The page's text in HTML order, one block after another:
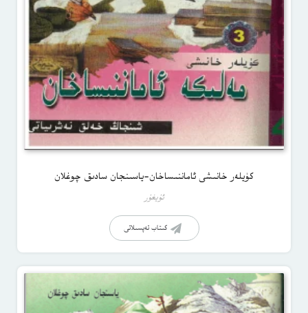
كۈيلەر خانىشى ئاماننىساخان-ياسىنجان سادىق چوغلان
ئۇيغۇر
كىتاب تەپسىلاتى